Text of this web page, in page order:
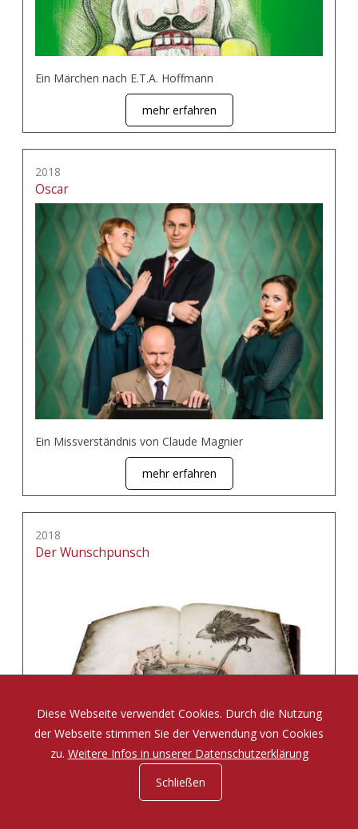
Ein Märchen nach E.T.A. Hoffmann
mehr erfahren
2018
Oscar
Ein Missverständnis von Claude Magnier
mehr erfahren
2018
Der Wunschpunsch
Eine Zauberposse von Michael Ende
Diese Webseite verwendet Cookies. Durch die Nutzung
der Webseite stimmen Sie der Verwendung von Cookies
zu. Weitere Infos in unserer Datenschutzerklärung
Schließen